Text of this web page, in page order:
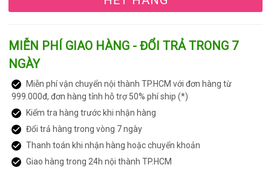
MIỄN PHÍ GIAO HÀNG - ĐỔI TRẢ TRONG 7
NGÀY
Miễn phí vận chuyển nội thành TP.HCM với đơn hàng từ
999.000đ, đơn hàng tỉnh hỗ trợ 50% phí ship (*)
Kiểm tra hàng trước khi nhận hàng
Đổi trả hàng trong vòng 7 ngày
Thanh toán khi nhận hàng hoặc chuyển khoản
Giao hàng trong 24h nội thành TP.HCM